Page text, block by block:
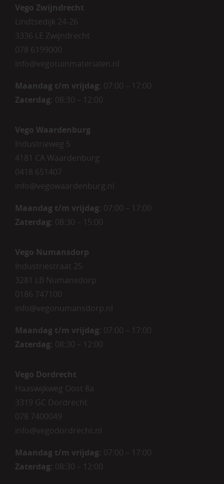
Vego Zwijndrecht
Lindtsedijk 24-26
3336 LE Zwijndrecht
078 6199000
info@vegotuinmaterialen.nl
Maandag t/m vrijdag: 07:00 – 17:00
Zaterdag: 08:30 – 12:00
Vego Waardenburg
Industrieweg 5
4181 CA Waardenburg
0418 651407
info@vegowaardenburg.nl
Maandag t/m vrijdag: 07:00 – 17:00
Zaterdag: 08:30 – 15:00
Vego Numansdorp
Industriestraat 25
3281 LB Numansdorp
0186 747100
info@vegonumansdorp.nl
Maandag t/m vrijdag: 07:00 – 17:00
Zaterdag: 08:30 – 12:00
Vego Dordrecht
Haaswijkweg Oost 8a
3319 GC Dordrecht
078 7400049
info@vegodordrecht.nl
Maandag t/m vrijdag: 07:00 – 17:00
Zaterdag: 08:30 – 12:00